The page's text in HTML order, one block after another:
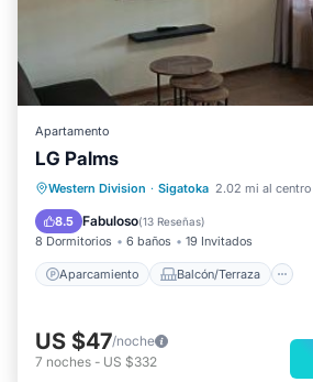
Apartamento
LG Palms
Western Division · Sigatoka 2.02 mi al centro
8.5 Fabuloso(13 Reseñas)
8 Dormitorios 6 baños 19 Invitados
Aparcamiento Balcón/Terraza
Aparcamiento
Balcón/Terraza
Aire acondicionado
US $47/noche
7 noches - US $332